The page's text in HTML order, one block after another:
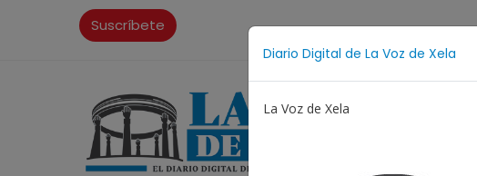
Diario Digital de La Voz de Xela
La Voz de Xela
Suscríbete